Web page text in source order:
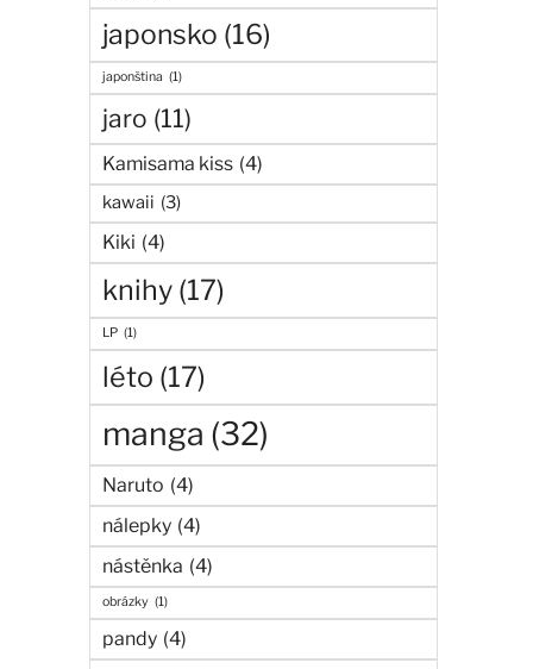
japonsko (16)
japonština (1)
jaro (11)
Kamisama kiss (4)
kawaii (3)
Kiki (4)
knihy (17)
LP (1)
léto (17)
manga (32)
Naruto (4)
nálepky (4)
nástěnka (4)
obrázky (1)
pandy (4)